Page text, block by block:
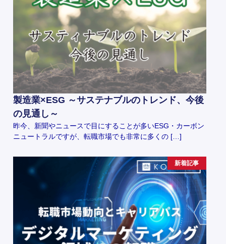
製造業×ESG ～サステナブルのトレンド、今後
の見通し～
昨今、新聞やニュースで目にすることが多いESG・カーボン
ニュートラルですが、転職市場でも非常に多くの […]
新着記事